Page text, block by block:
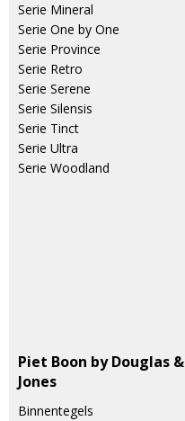
Serie Mineral
Serie One by One
Serie Province
Serie Retro
Serie Serene
Serie Silensis
Serie Tinct
Serie Ultra
Serie Woodland
Piet Boon by Douglas &
Jones
Binnentegels